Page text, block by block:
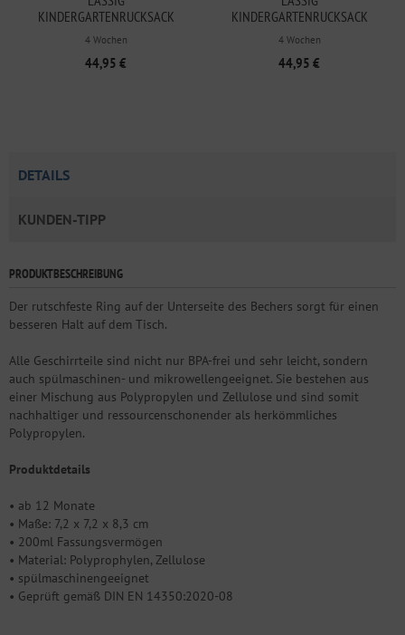
KINDERGARTENRUCKSACK
ADVENTURE TRACTOR
4 Wochen
44,95 €
KINDERGARTENRUCKSACK
ADVENTURE BUS
4 Wochen
44,95 €
DETAILS
KUNDEN-TIPP
PRODUKTBESCHREIBUNG
Der rutschfeste Ring auf der Unterseite des Bechers sorgt für einen
besseren Halt auf dem Tisch.
Alle Geschirrteile sind nicht nur BPA-frei und sehr leicht, sondern
auch spülmaschinen- und mikrowellengeeignet. Sie bestehen aus
einer Mischung aus Polypropylen und Zellulose und sind somit
nachhaltiger und ressourcenschonender als herkömmliches
Polypropylen.
Produktdetails
• ab 12 Monate
• Maße: 7,2 x 7,2 x 8,3 cm
• 200ml Fassungsvermögen
• Material: Polyprophylen, Zellulose
• spülmaschinengeeignet
• Geprüft gemäß DIN EN 14350:2020-08